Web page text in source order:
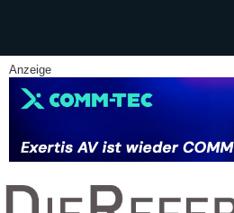
Anzeige